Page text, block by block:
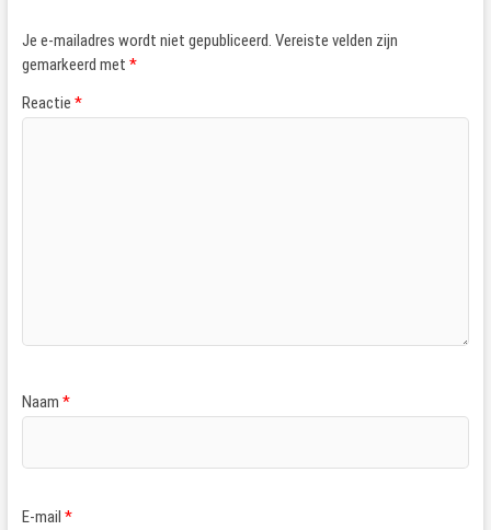
Je e-mailadres wordt niet gepubliceerd. Vereiste velden zijn
gemarkeerd met *
Reactie *
Naam *
E-mail *